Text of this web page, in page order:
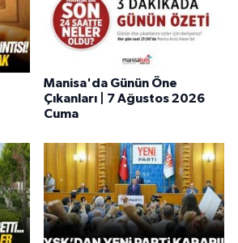
Manisa'da Günün Öne
Çıkanları | 7 Ağustos 2026
Cuma